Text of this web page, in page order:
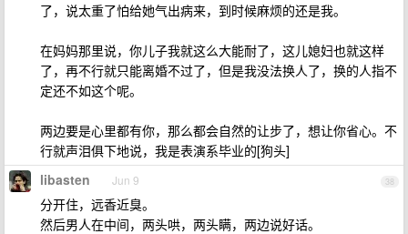
了，说太重了怕给她气出病来，到时候麻烦的还是我。
在妈妈那里说，你儿子我就这么大能耐了，这儿媳妇也就这样
了，再不行就只能离婚不过了，但是我没法换人了，换的人指不
定还不如这个呢。
两边要是心里都有你，那么都会自然的让步了，想让你省心。不
行就声泪俱下地说，我是表演系毕业的[狗头]
38
libasten Jun 9
分开住，远香近臭。
然后男人在中间，两头哄，两头瞒，两边说好话。